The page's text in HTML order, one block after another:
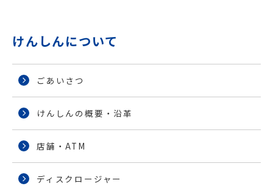
けんしんについて
ごあいさつ
けんしんの概要・沿革
店舗・ATM
ディスクロージャー